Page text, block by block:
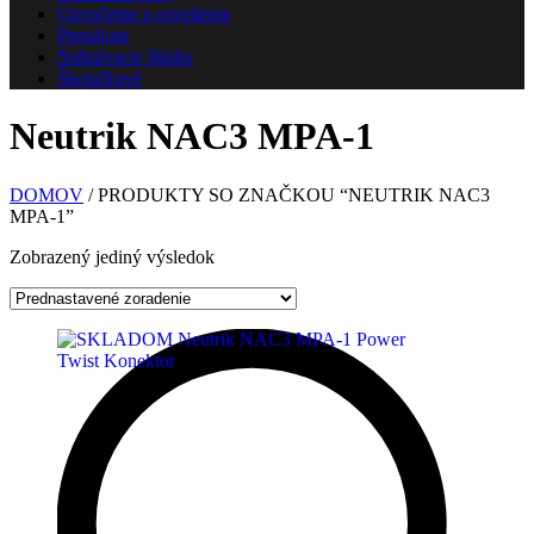
Ozvučenie a osvetlenie
Prenájom
Nahrávacie štúdio
ŠkolaNové
Neutrik NAC3 MPA-1
DOMOV / PRODUKTY SO ZNAČKOU “NEUTRIK NAC3
MPA-1”
Zobrazený jediný výsledok